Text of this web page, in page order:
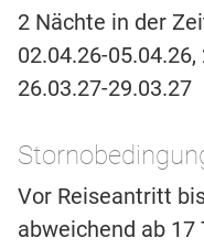
2 Nächte in der
02.04.26-
26.03.27-29.03.27
Vor Reiseantritt
abweichend ab 17